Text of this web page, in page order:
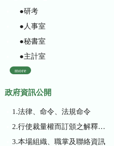
●研考
●人事室
●秘書室
●主計室
more
政府資訊公開
1.法律、命令、法規命令
2.行使裁量權而訂頒之解釋性規定及裁量基準
3.本場組織、職掌及聯絡資訊